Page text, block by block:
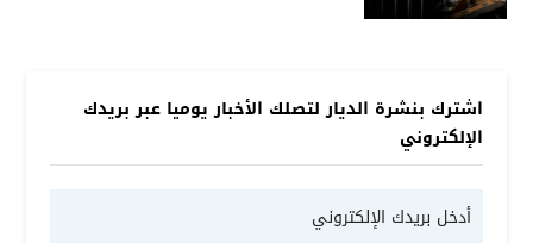
اشترك بنشرة الديار لتصلك الأخبار يوميا عبر بريدك
الإلكتروني